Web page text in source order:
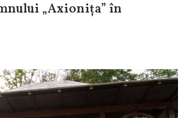
„Axionița” în